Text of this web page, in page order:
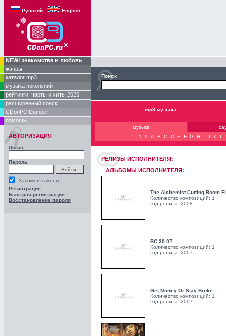
Русский English
NEW! знакомства и любовь
жанры
каталог mp3
музыка поколений
рейтинги, чарты и хиты 2026
расширенный поиск
CDonPC Dumper
помощь
АВТОРИЗАЦИЯ
Логин
Пароль
Запомнить меня
Регистрация
Быстрая регистрация
Восстановление пароля
Поиск
mp3 музыка
музыка
1..9
A B C D E F G H I J K L
РЕЛИЗЫ ИCПОЛНИТЕЛЯ:
АЛЬБОМЫ ИСПОЛНИТЕЛЯ:
The Alchemist-Cutting Room
Количество композиций: 1
Год релиза: 2008
BC 30 07
Количество композиций: 1
Год релиза: 2007
Get Money Or Stay Broke
Количество композиций: 1
Год релиза: 2007